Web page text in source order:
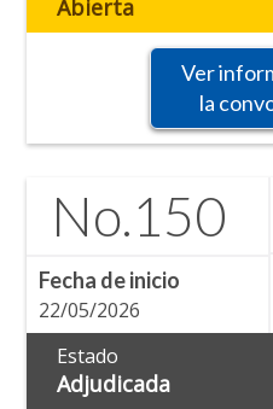
Abierta
Ver
la
No.150
Fecha de inicio
22/05/2026
Estado
Adjudicada